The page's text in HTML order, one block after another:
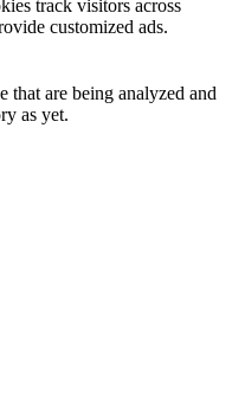
track visitors across
customized ads.
that are being analyzed and
as yet.